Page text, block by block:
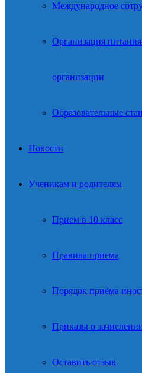
Международное
Организация
организации
Образовательные
Новости
Ученикам и родителям
Прием в 10 класс
Правила приема
Порядок приёма
Приказы о
Оставить отзыв